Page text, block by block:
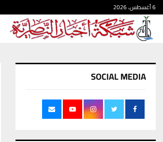
6 أغسطس، 2026
SOCIAL MEDIA